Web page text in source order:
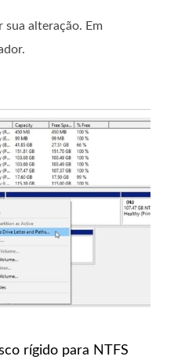
sua alteração. Em
rígido para NTFS